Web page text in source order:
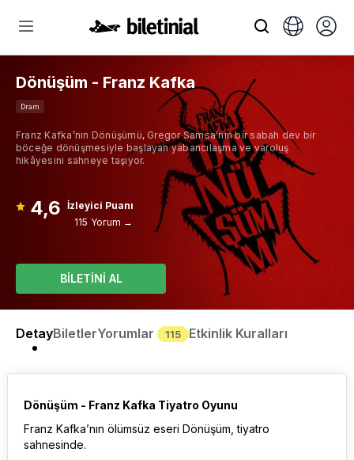
Dönüşüm - Franz Kafka
Dram
Franz Kafka’nın Dönüşümü, Gregor Samsa’nın bir sabah dev bir
böceğe dönüşmesiyle başlayan yabancılaşma ve varoluş
hikâyesini sahneye taşıyor.
4,6 İzleyici Puanı
115 Yorum →
BİLETİNİ AL
DetayBiletlerYorumlar 115 Etkinlik Kuralları
Dönüşüm - Franz Kafka Tiyatro Oyunu
Franz Kafka’nın ölümsüz eseri Dönüşüm, tiyatro
sahnesinde.